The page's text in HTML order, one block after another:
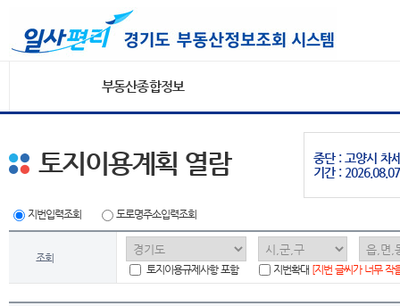
부동산종합정보
중단 : 고양시 차
기간 :
토지이용계획 열람
지번입력조회 도로명주소입력조회
조회
토지이용규제사항 포함
지번확대 [지번 글씨가 너무 작